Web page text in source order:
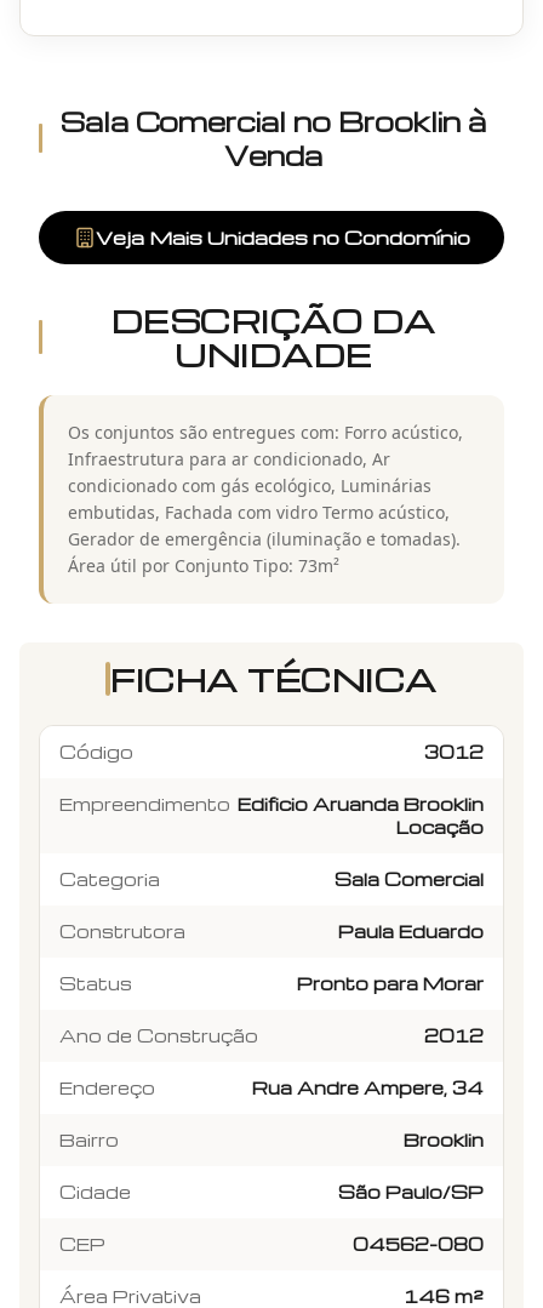
Sala Comercial no Brooklin à
Venda
Veja Mais Unidades no Condomínio
DESCRIÇÃO DA
UNIDADE
Os conjuntos são entregues com: Forro acústico,
Infraestrutura para ar condicionado, Ar
condicionado com gás ecológico, Luminárias
embutidas, Fachada com vidro Termo acústico,
Gerador de emergência (iluminação e tomadas).
Área útil por Conjunto Tipo: 73m²
FICHA TÉCNICA
Código 3012
Empreendimento Edificio Aruanda Brooklin
Locação
Categoria Sala Comercial
Construtora Paula Eduardo
Status Pronto para Morar
Ano de Construção 2012
Endereço Rua Andre Ampere, 34
Bairro Brooklin
Cidade São Paulo/SP
CEP 04562-080
Área Privativa 146 m²